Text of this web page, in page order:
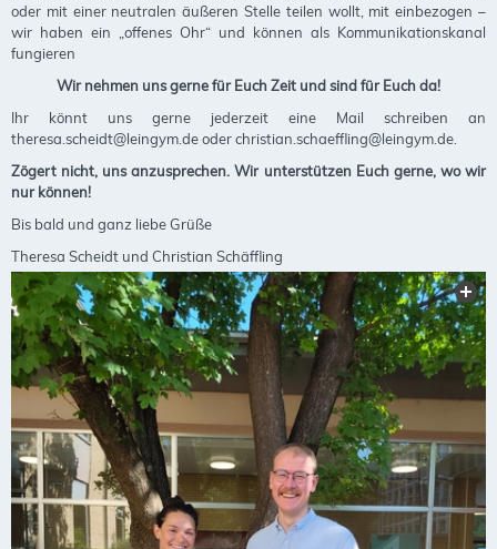
oder mit einer neutralen äußeren Stelle teilen wollt, mit einbezogen –
wir haben ein „offenes Ohr“ und können als Kommunikationskanal
fungieren
Wir nehmen uns gerne für Euch Zeit und sind für Euch da!
Ihr könnt uns gerne jederzeit eine Mail schreiben an
theresa.scheidt@leingym.de oder christian.schaeffling@leingym.de.
Zögert nicht, uns anzusprechen. Wir unterstützen Euch gerne, wo wir
nur können!
Bis bald und ganz liebe Grüße
Theresa Scheidt und Christian Schäffling